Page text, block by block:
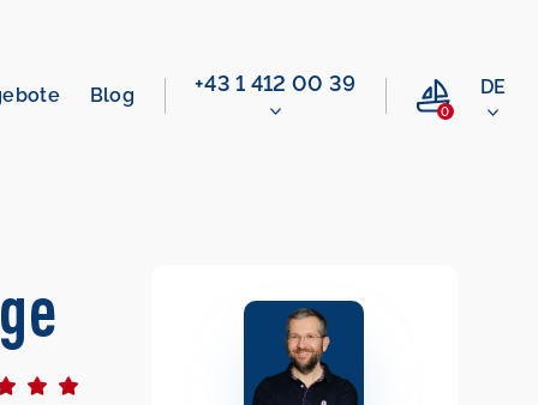
Blog +43 1 412 00 39
0
DE